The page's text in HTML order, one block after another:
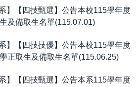
系】【四技甄選】公告本校115學年度
及備取生名單(115.07.01)
系】【四技技優】公告本校115學年度
正取生及備取生名單(115.06.25)
系】【四技甄選】公告本系115學年度